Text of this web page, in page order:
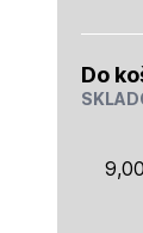
Do
9,00